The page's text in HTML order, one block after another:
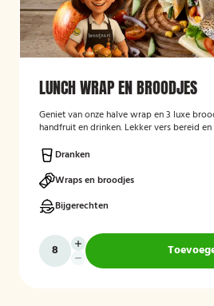
LUNCH WRAP EN BROODJES
Geniet van onze halve wrap en 3 luxe
handfruit en drinken. Lekker vers bereid
Dranken
Wraps en broodjes
Bijgerechten